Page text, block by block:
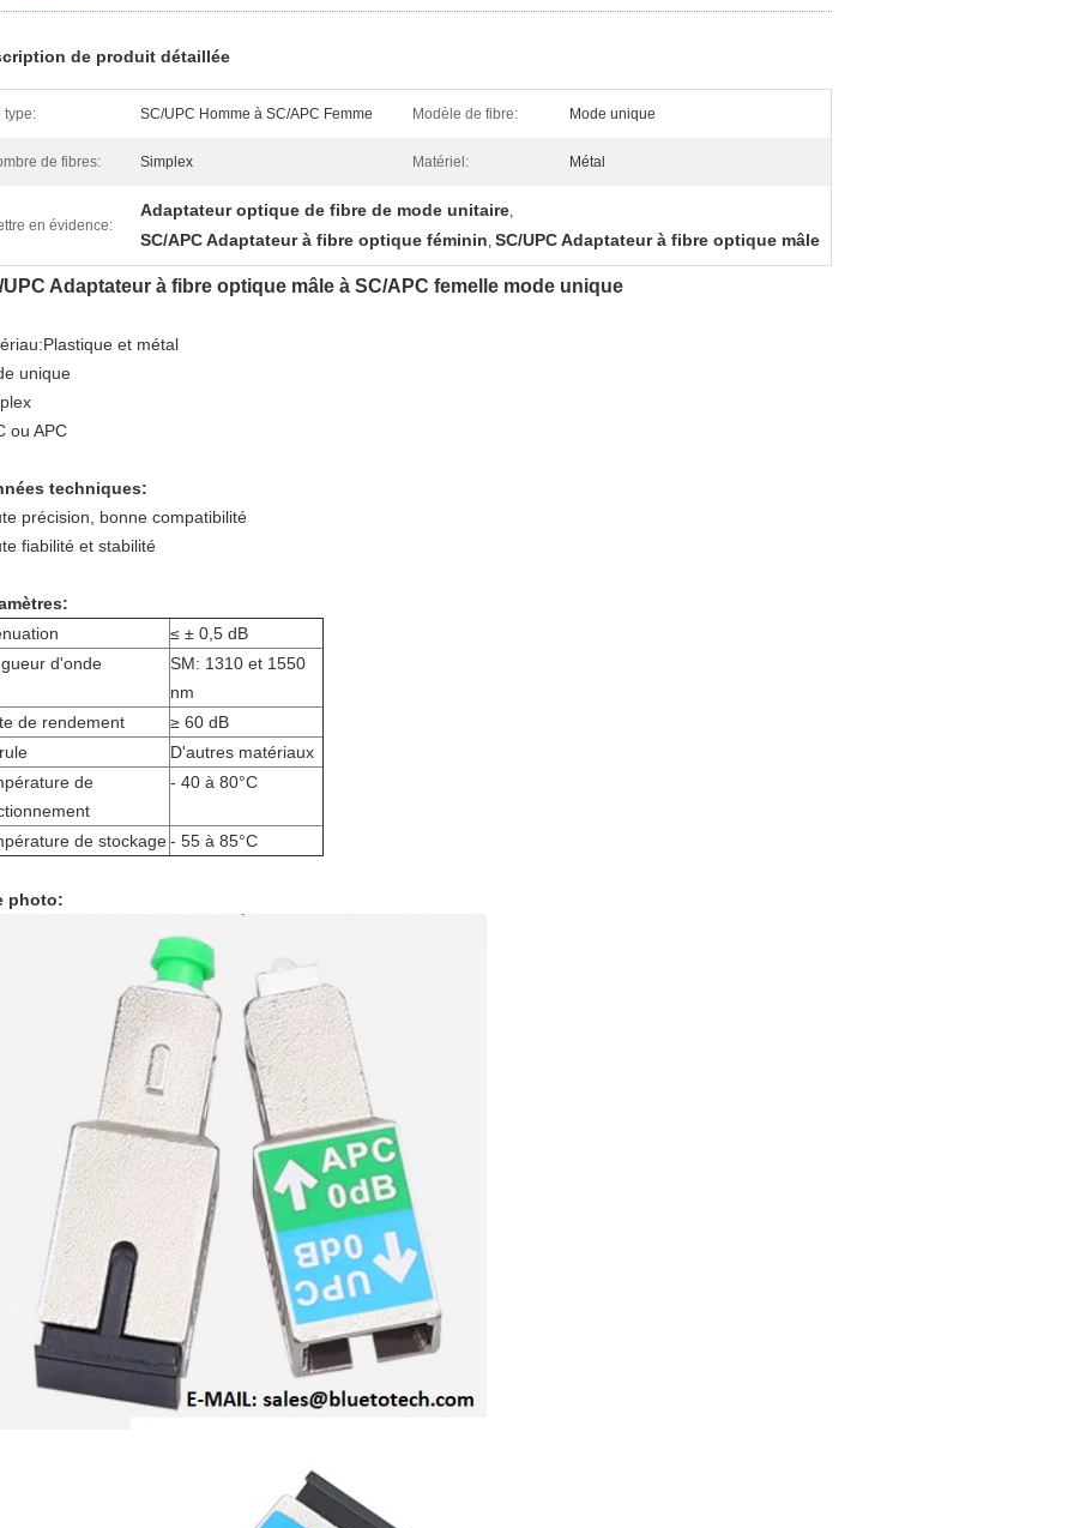
de produit détaillée
type: SC/UPC Homme à SC/APC Femme Modèle de fibre: Mode unique
de fibres: Simplex Matériel: Métal
en évidence:
Adaptateur optique de fibre de mode unitaire,
SC/APC Adaptateur à fibre optique féminin, SC/UPC Adaptateur à fibre optique mâle
UPC Adaptateur à fibre optique mâle à SC/APC femelle mode unique
et métal
unique
ou APC
techniques:
précision, bonne compatibilité
fiabilité et stabilité
≤ ± 0,5 dB
d'onde
SM: 1310 et 1550
nm
de rendement
≥ 60 dB
D'autres matériaux
de
- 40 à 80°C
de stockage- 55 à 85°C
photo: